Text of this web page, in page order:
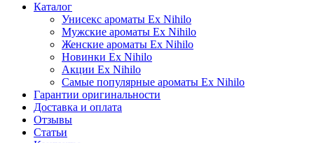
Каталог
Унисекс ароматы Ex Nihilo
Мужские ароматы Ex Nihilo
Женские ароматы Ex Nihilo
Новинки Ex Nihilo
Акции Ex Nihilo
Самые популярные ароматы Ex Nihilo
Гарантии оригинальности
Доставка и оплата
Отзывы
Статьи